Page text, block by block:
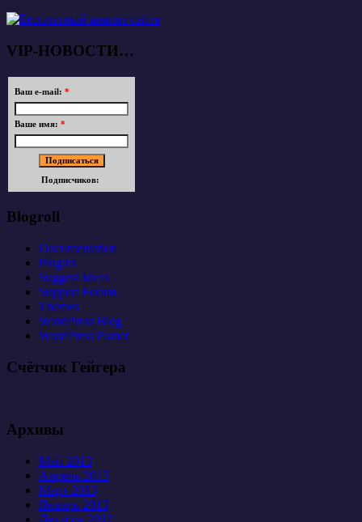
VIP-НОВОСТИ…
Ваш e-mail: *
Ваше имя: *
Подписчиков:
Blogroll
Documentation
Plugins
Suggest Ideas
Support Forum
Themes
WordPress Blog
WordPress Planet
Счётчик Гейгера
Архивы
Май 2013
Апрель 2013
Март 2013
Январь 2013
Декабрь 2012